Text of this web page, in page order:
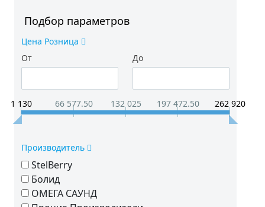
Подбор параметров
Цена Розница
От
До
1 130 66 577.50 132 025 197 472.50 262 920
Производитель
StelBerry
Болид
ОМЕГА САУНД